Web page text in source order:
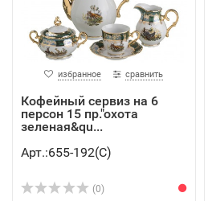
избранное сравнить
Кофейный сервиз на 6
персон 15 пр."охота
зеленая&qu...
Арт.:655-192(C)
(0)